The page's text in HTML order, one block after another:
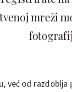
mreži
već od